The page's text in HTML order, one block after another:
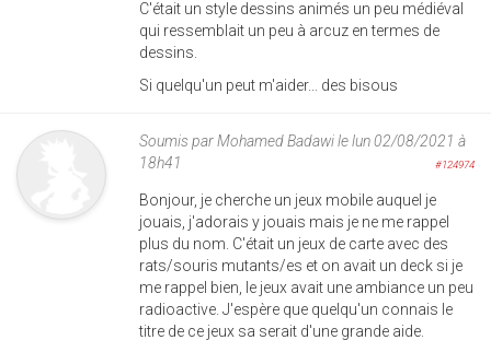
C'était un style dessins animés un peu médiéval
qui ressemblait un peu à arcuz en termes de
dessins.
Si quelqu'un peut m'aider... des bisous
Soumis parMohamed Badawile lun 02/08/2021 à
18h41
#124974
Bonjour, je cherche un jeux mobile auquel je
jouais, j'adorais y jouais mais je ne me rappel
plus du nom. C'était un jeux de carte avec des
rats/souris mutants/es et on avait un deck si je
me rappel bien, le jeux avait une ambiance un peu
radioactive. J'espère que quelqu'un connais le
titre de ce jeux sa serait d'une grande aide.